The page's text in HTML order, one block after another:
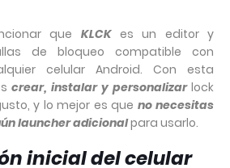
que KLCKes un editor y
de bloqueo compatible con
celular Android. Con esta
crear, instalar y personalizarlock
y lo mejor es que no necesitas
launcher adicionalpara usarlo.
inicial del celular